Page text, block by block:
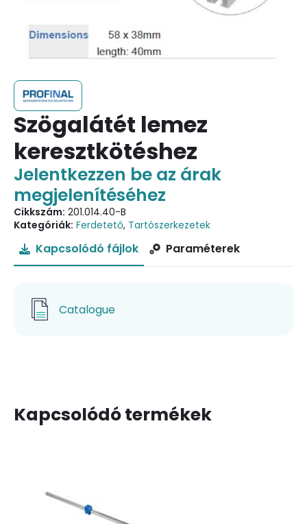
Szögalátét lemez
keresztkötéshez
Jelentkezzen be az árak
megjelenítéséhez
Cikkszám: 201.014.40-B
Kategóriák: Ferdetető, Tartószerkezetek
Kapcsolódó fájlok Paraméterek
Catalogue
Kapcsolódó termékek